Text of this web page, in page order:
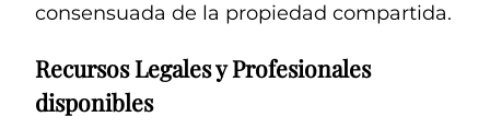
consensuada de la propiedad compartida.
Recursos Legales y Profesionales
disponibles